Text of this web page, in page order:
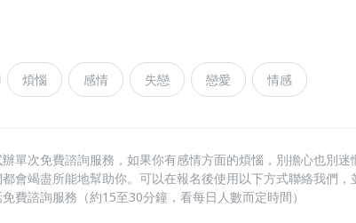
煩惱 感情 失戀 戀愛 情感
單次免費諮詢服務，如果你有感情方面的煩惱，別擔心也別迷
會竭盡所能地幫助你。可以在報名後使用以下方式聯絡我們，
費諮詢服務（約15至30分鐘，看每日人數而定時間）